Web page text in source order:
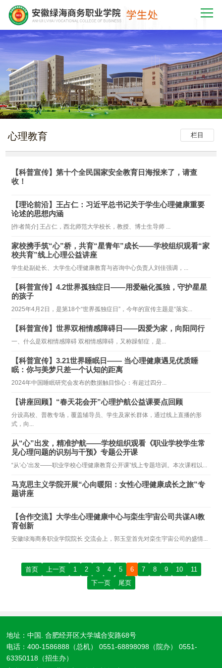
栏目
心理教育
【科普宣传】第十个全民国家安全教育日海报来了，请查
收！
【理论前沿】王占仁：习近平总书记关于学生心理健康重要
论述的思想内涵
[作者简介] 王占仁，西北师范大学校长，教授、博士生导师 ...
家校携手筑“心”桥，共育“星青年”成长——学校组织观看“家
校共育”线上心理公益讲座
学生处副处长、大学生心理健康教育与咨询中心负责人刘佳强调，...
【科普宣传】4.2世界孤独症日——用爱融化孤独，守护星星
的孩子
2025年4月2日，是第18个“世界孤独症日”，今年的宣传主题是“落实...
【科普宣传】世界双相情感障碍日——因爱为家，向阳同行
一、什么是双相情感障碍 双相情感障碍，又称躁郁症，是...
【科普宣传】3.21世界睡眠日—— 当心理健康遇见优质睡
眠：你与美梦只差一个认知的距离
2024年中国睡眠研究会发布的数据触目惊心：有超过四分...
【讲座回顾】“春天花会开”心理护航公益课要点回顾
分设高校、普教专场，覆盖辅导员、学生及家长群体，通过线上直播的形
式，向...
从“心”出发，精准护航——学校组织观看《职业学校学生常
见心理问题的识别与干预》专题公开课
“从‘心’出发——职业学校心理健康教育公开课”线上专题培训。本次课程以...
马克思主义学院开展“心向暖阳：女性心理健康成长之旅”专
题讲座
【合作交流】大学生心理健康中心与栾生宇宙公司共谋AI教
育创新
安徽绿海商务职业学院院长 交流会上，郭玉堂首先对栾生宇宙公司的盛情...
首页 上一页 1 2 3 4 5 6 7 8 9 10
11
下一页
尾页
地址：中国. 合肥经开区大学城合安路68号
电话：400-1586888（总机） 0551-68898098（院办） 0551-
63350118（招生办）